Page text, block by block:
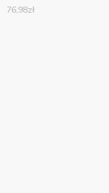
76,98zł